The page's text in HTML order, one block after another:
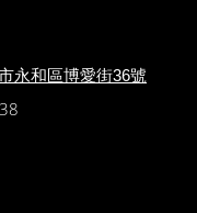
永和區博愛街36號